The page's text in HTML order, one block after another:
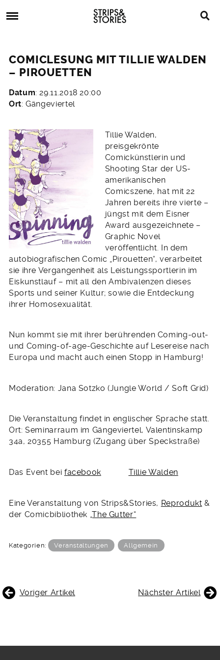
to
Strips
&
Stories
Comics,
Bücher
COMICLESUNG MIT TILLIE WALDEN
– PIROUETTEN
7.
November
Datum: 29.11.2018 20:00
Ort: Gängeviertel
Tillie Walden,
preisgekrönte
Comickünstlerin und
Shooting Star der US-
amerikanischen
Comicszene, hat mit 22
Jahren bereits ihre vierte –
jüngst mit dem Eisner
Award ausgezeichnete –
Graphic Novel
veröffentlicht. In dem
autobiografischen Comic „Pirouetten“, verarbeitet
sie ihre Vergangenheit als Leistungssportlerin im
Eiskunstlauf – mit all den Ambivalenzen dieses
Sports und seiner Kultur; sowie die Entdeckung
ihrer Homosexualität.
Nun kommt sie mit ihrer berührenden Coming-out-
und Coming-of-age-Geschichte auf Lesereise nach
Europa und macht auch einen Stopp in Hamburg!
Moderation: Jana Sotzko (Jungle World / Soft Grid)
Die Veranstaltung findet in englischer Sprache statt.
Ort: Seminarraum im Gängeviertel, Valentinskamp
34a, 20355 Hamburg (Zugang über Speckstraße)
Das Event bei facebook Tillie Walden
Eine Veranstaltung von Strips&Stories, Reprodukt &
der Comicbibliothek „The Gutter“
Kategorien: Veranstaltungen Allgemein
BEITRAGSNAVIGATION
Voriger Artikel Nächster Artikel